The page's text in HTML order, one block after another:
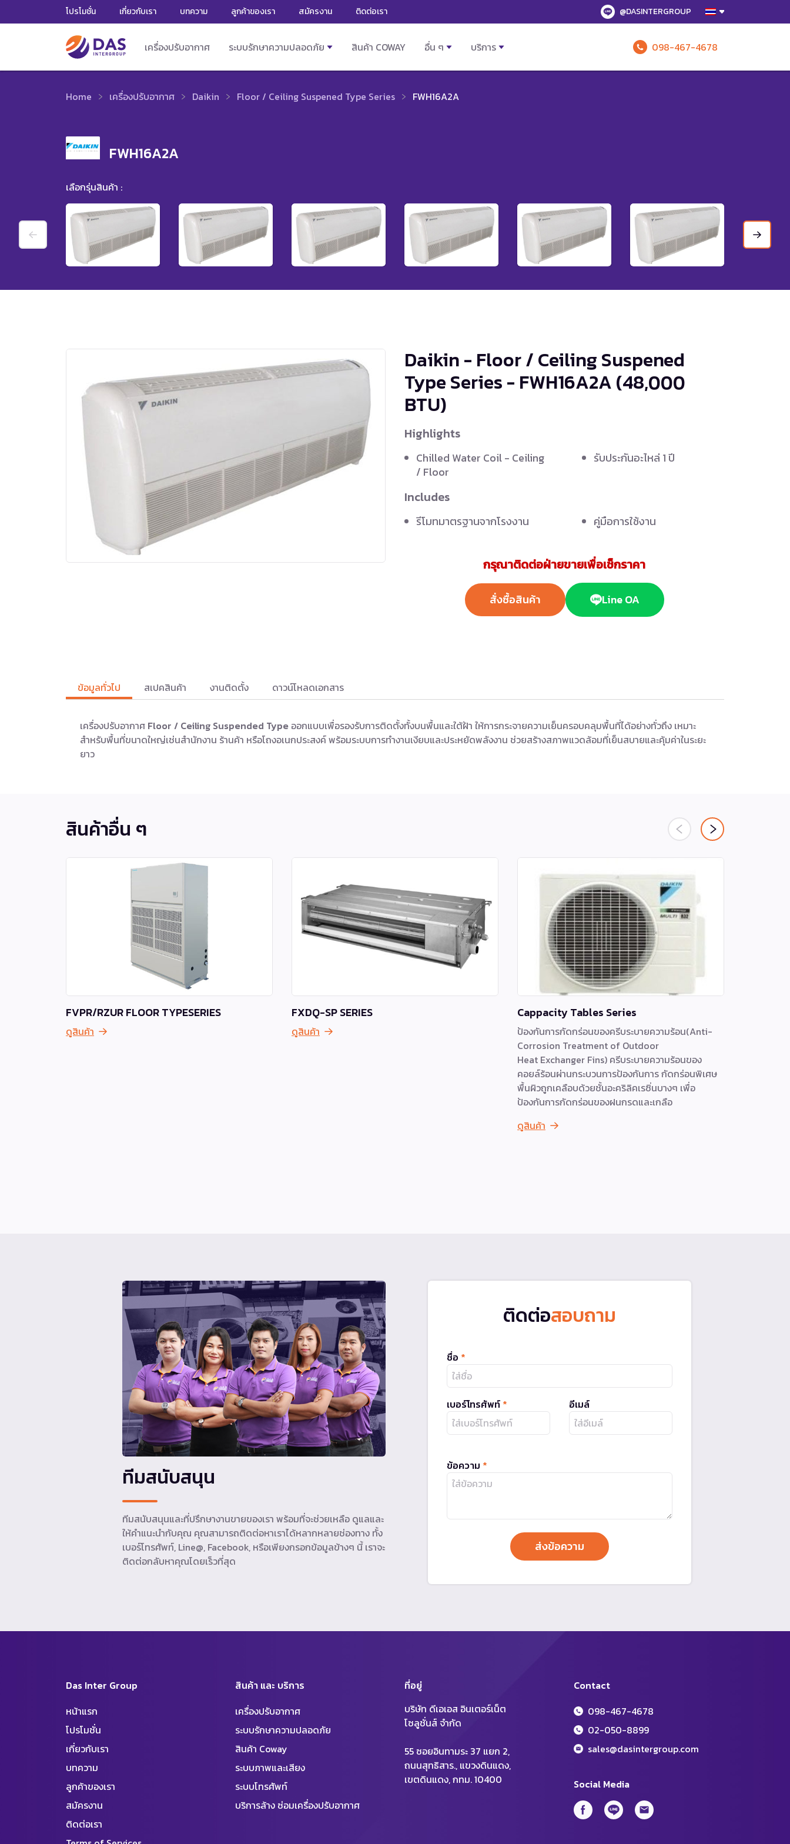
โปรโมชั่น เกี่ยวกับเรา บทความ ลูกค้าของเรา สมัครงาน ติดต่อเรา @DASINTERGROUP
เครื่องปรับอากาศ ระบบรักษาความปลอดภัย สินค้า COWAY อื่น ๆ บริการ 098-467-4678
Home เครื่องปรับอากาศ Daikin Floor / Ceiling Suspened Type Series FWH16A2A
FWH16A2A
เลือกรุ่นสินค้า :
Daikin - Floor / Ceiling Suspened
Type Series - FWH16A2A(48,000
BTU)
Highlights
Chilled Water Coil - Ceiling
/ Floor
รับประกันอะไหล่ 1 ปี
Includes
รีโมทมาตรฐานจากโรงงาน คู่มือการใช้งาน
กรุณาติดต่อฝ่ายขายเพื่อเช็กราคา
สั่งซื้อสินค้า Line OA
ข้อมูลทั่วไป สเปคสินค้า งานติดตั้ง ดาวน์โหลดเอกสาร
เครื่องปรับอากาศ Floor / Ceiling Suspended Type ออกแบบเพื่อรองรับการติดตั้งทั้งบนพื้นและใต้ฝ้า ให้การกระจายความเย็นครอบคลุมพื้นที่ได้อย่างทั่วถึง เหมาะ
สำหรับพื้นที่ขนาดใหญ่เช่นสำนักงาน ร้านค้า หรือโถงอเนกประสงค์ พร้อมระบบการทำงานเงียบและประหยัดพลังงาน ช่วยสร้างสภาพแวดล้อมที่เย็นสบายและคุ้มค่าในระยะ
ยาว
สินค้าอื่น ๆ
FVPR/RZUR FLOOR TYPESERIES
ดูสินค้า
FXDQ-SP SERIES
ดูสินค้า
Cappacity Tables Series
ป้องกันการกัดกร่อนของครีบระบายความร้อน(Anti-
Corrosion Treatment of Outdoor
Heat Exchanger Fins) ครีบระบายความร้อนของ
คอยล์ร้อนผ่านกระบวนการป้องกันการ กัดกร่อนพิเศษ
พื้นผิวถูกเคลือบด้วยชั้นอะคริลิคเรซิ่นบางๆ เพื่อ
ป้องกันการกัดกร่อนของฝนกรดและเกลือ
ดูสินค้า
ติดต่อสอบถาม
ชื่อ *
เบอร์โทรศัพท์ * อีเมล์
ข้อความ *
ทีมสนับสนุน
ทีมสนับสนุนและที่ปรึกษางานขายของเรา พร้อมที่จะช่วยเหลือ ดูแลและ
ให้คำแนะนำกับคุณ คุณสามารถติดต่อหาเราได้หลากหลายช่องทาง ทั้ง
เบอร์โทรศัพท์, Line@, Facebook, หรือเพียงกรอกข้อมูลข้างๆ นี้ เราจะ
ติดต่อกลับหาคุณโดยเร็วที่สุด
Das Inter Group
หน้าแรก
โปรโมชั่น
เกี่ยวกับเรา
บทความ
ลูกค้าของเรา
สมัครงาน
ติดต่อเรา
สินค้า และ บริการ
เครื่องปรับอากาศ
ระบบรักษาความปลอดภัย
สินค้า Coway
ระบบภาพและเสียง
ระบบโทรศัพท์
บริการล้าง ซ่อมเครื่องปรับอากาศ
Social Media
Contact
098-467-4678
02-050-8899
sales@dasintergroup.com
ที่อยู่
บริษัท ดีเอเอส อินเตอร์เน็ต
โซลูชั่นส์ จำกัด
55 ซอยอินทามระ 37 แยก 2,
ถนนสุทธิสาร., แขวงดินแดง,
เขตดินแดง, กทม. 10400